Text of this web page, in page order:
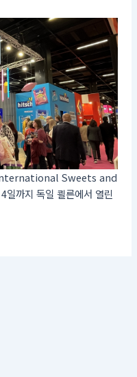
Sweets and
까지 독일 쾰른에서 열린